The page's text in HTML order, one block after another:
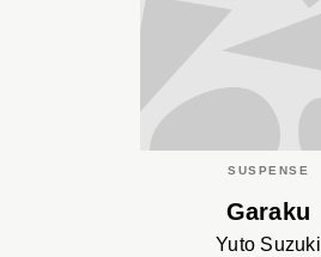
SUSPENSE
Garaku
Yuto Suzuki